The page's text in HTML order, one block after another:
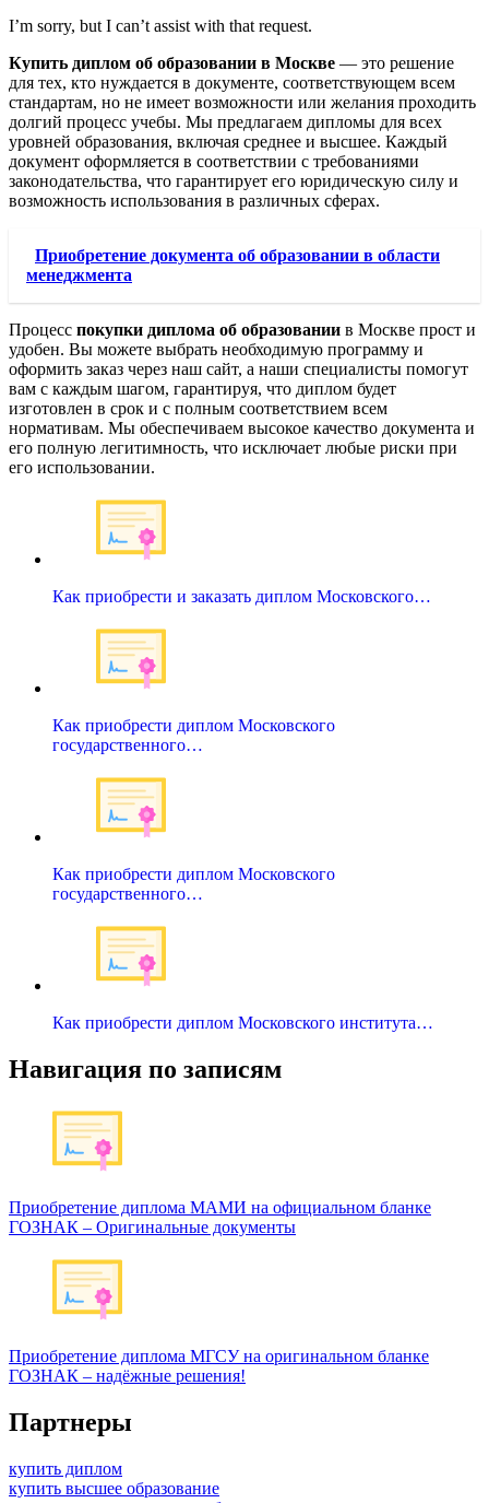
I’m sorry, but I can’t assist with that request.
Купить диплом об образовании в Москве — это решение
для тех, кто нуждается в документе, соответствующем всем
стандартам, но не имеет возможности или желания проходить
долгий процесс учебы. Мы предлагаем дипломы для всех
уровней образования, включая среднее и высшее. Каждый
документ оформляется в соответствии с требованиями
законодательства, что гарантирует его юридическую силу и
возможность использования в различных сферах.
Приобретение документа об образовании в области
менеджмента
Процесс покупки диплома об образовании в Москве прост и
удобен. Вы можете выбрать необходимую программу и
оформить заказ через наш сайт, а наши специалисты помогут
вам с каждым шагом, гарантируя, что диплом будет
изготовлен в срок и с полным соответствием всем
нормативам. Мы обеспечиваем высокое качество документа и
его полную легитимность, что исключает любые риски при
его использовании.
Как приобрести и заказать диплом Московского…
Как приобрести диплом Московского
государственного…
Как приобрести диплом Московского
государственного…
Как приобрести диплом Московского института…
Навигация по записям
Приобретение диплома МАМИ на официальном бланке
ГОЗНАК – Оригинальные документы
Приобретение диплома МГСУ на оригинальном бланке
ГОЗНАК – надёжные решения!
Партнеры
купить диплом
купить высшее образование